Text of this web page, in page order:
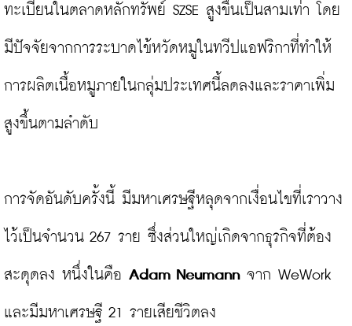
ทะเบียนในตลาดหลักทรัพย์ SZSE สูงขึ้นเป็นสามเท่า โดย
มีปัจจัยจากการระบาดไข้หวัดหมูในทวีปแอฟริกาที่ทำให้
การผลิตเนื้อหมูภายในกลุ่มประเทศนี้ลดลงและราคาเพิ่ม
สูงขึ้นตามลำดับ
การจัดอันดับครั้งนี้ มีมหาเศรษฐีหลุดจากเงื่อนไขที่เราวาง
ไว้เป็นจำนวน 267 ราย ซึ่งส่วนใหญ่เกิดจากธุรกิจที่ต้อง
สะดุดลง หนึ่งในคือ Adam Neumann จาก WeWork